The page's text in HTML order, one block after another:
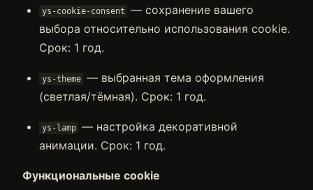
ys-cookie-consent
— сохранение вашего
выбора относительно использования cookie.
Срок: 1 год.
ys-theme
— выбранная тема оформления
(светлая/тёмная). Срок: 1 год.
ys-lamp
— настройка декоративной
анимации. Срок: 1 год.
Функциональные cookie